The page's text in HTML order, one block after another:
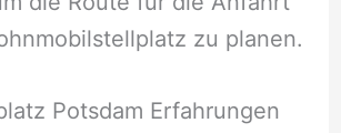
zu planen.
Potsdam Erfahrungen